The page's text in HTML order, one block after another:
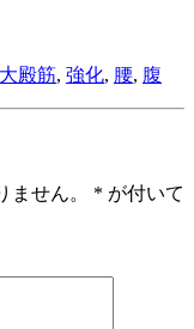
大殿筋, 強化, 腰, 腹
せん。 * が付いて